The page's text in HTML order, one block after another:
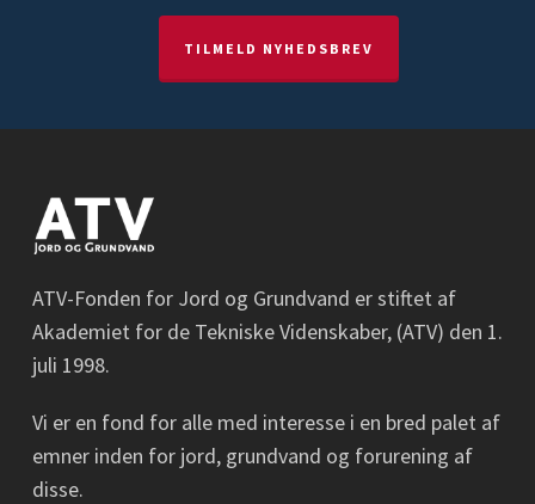
TILMELD NYHEDSBREV
ATV-Fonden for Jord og Grundvand er stiftet af
Akademiet for de Tekniske Videnskaber, (ATV) den 1.
juli 1998.
Vi er en fond for alle med interesse i en bred palet af
emner inden for jord, grundvand og forurening af
disse.